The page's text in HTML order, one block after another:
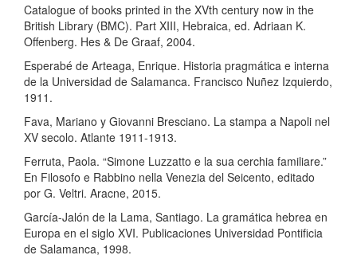
Catalogue of books printed in the XVth century now in the
British Library (BMC). Part XIII, Hebraica, ed. Adriaan K.
Offenberg. Hes & De Graaf, 2004.
Esperabé de Arteaga, Enrique. Historia pragmática e interna
de la Universidad de Salamanca. Francisco Nuñez Izquierdo,
1911.
Fava, Mariano y Giovanni Bresciano. La stampa a Napoli nel
XV secolo. Atlante 1911-1913.
Ferruta, Paola. “Simone Luzzatto e la sua cerchia familiare.”
En Filosofo e Rabbino nella Venezia del Seicento, editado
por G. Veltri. Aracne, 2015.
García-Jalón de la Lama, Santiago. La gramática hebrea en
Europa en el siglo XVI. Publicaciones Universidad Pontificia
de Salamanca, 1998.